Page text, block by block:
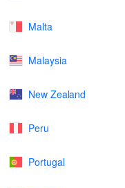
Malta
Malaysia
New Zealand
Peru
Portugal